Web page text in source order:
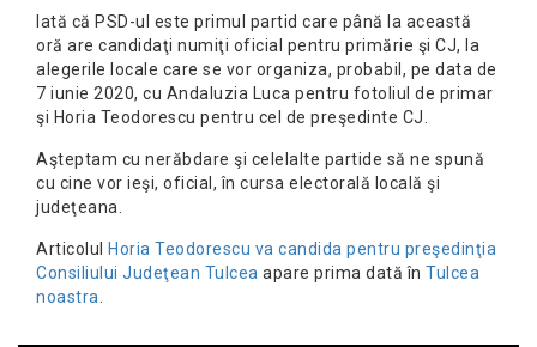
Iată că PSD-ul este primul partid care până la această
oră are candidaţi numiţi oficial pentru primărie şi CJ, la
alegerile locale care se vor organiza, probabil, pe data de
7 iunie 2020, cu Andaluzia Luca pentru fotoliul de primar
şi Horia Teodorescu pentru cel de preşedinte CJ.
Aşteptam cu nerăbdare şi celelalte partide să ne spună
cu cine vor ieşi, oficial, în cursa electorală locală şi
judeţeana.
Articolul
Horia Teodorescu va candida pentru preşedinţia
Consiliului Judeţean Tulcea apare prima dată în Tulcea
noastra.